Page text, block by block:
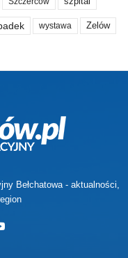
wystawa Zelów
Bełchatowa - aktualności,